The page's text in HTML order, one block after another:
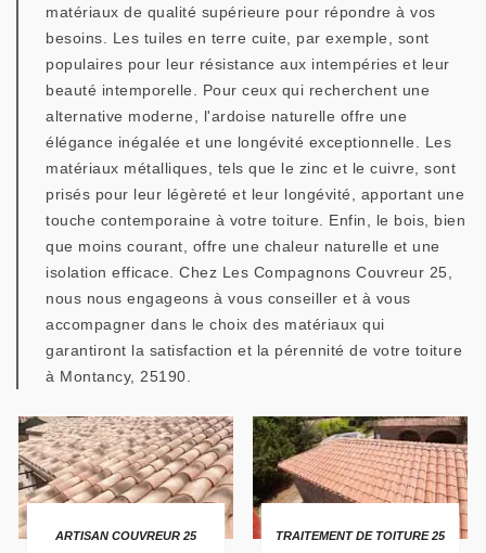
matériaux de qualité supérieure pour répondre à vos
besoins. Les tuiles en terre cuite, par exemple, sont
populaires pour leur résistance aux intempéries et leur
beauté intemporelle. Pour ceux qui recherchent une
alternative moderne, l'ardoise naturelle offre une
élégance inégalée et une longévité exceptionnelle. Les
matériaux métalliques, tels que le zinc et le cuivre, sont
prisés pour leur légèreté et leur longévité, apportant une
touche contemporaine à votre toiture. Enfin, le bois, bien
que moins courant, offre une chaleur naturelle et une
isolation efficace. Chez Les Compagnons Couvreur 25,
nous nous engageons à vous conseiller et à vous
accompagner dans le choix des matériaux qui
garantiront la satisfaction et la pérennité de votre toiture
à Montancy, 25190.
ARTISAN COUVREUR 25 TRAITEMENT DE TOITURE 25